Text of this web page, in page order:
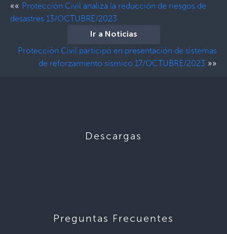
«« Protección Civil analiza la reducción de riesgos de
desastres 13/OCTUBRE/2023
Ir a Noticias
Protección Civil participó en presentación de sistemas
de reforzamiento sísmico 17/OCTUBRE/2023 »»
Descargas
Preguntas Frecuentes